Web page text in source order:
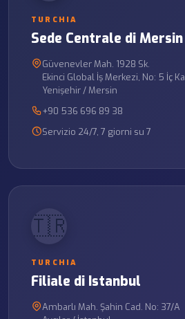
TURCHIA
Sede Centrale di Mersin
Güvenevler Mah. 1928 Sk.
Ekinci Global İş Merkezi, No: 5 İç
Yenişehir / Mersin
+90 536 696 89 38
Servizio 24/7, 7 giorni su 7
🇹🇷
TURCHIA
Filiale di Istanbul
Ambarlı Mah. Şahin Cad. No: 37/A